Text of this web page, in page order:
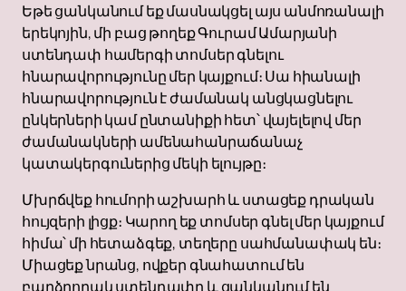
Եթե ցանկանում եք մասնակցել այս անմոռանալի
երեկոյին, մի բաց թողեք Գուրամ Ամարյանի
ստենդափ համերգի տոմսեր գնելու
հնարավորությունը մեր կայքում։ Սա հիանալի
հնարավորություն է ժամանակ անցկացնելու
ընկերների կամ ընտանիքի հետ՝ վայելելով մեր
ժամանակների ամենահանրաճանաչ
կատակերգուներից մեկի ելույթը։
Մխրճվեք հումորի աշխարհ և ստացեք դրական
հույզերի լիցք։ Կարող եք տոմսեր գնել մեր կայքում
հիմա՝ մի հետաձգեք, տեղերը սահմանափակ են։
Միացեք նրանց, ովքեր գնահատում են
բարձրորակ ստենդափը և ցանկանում են